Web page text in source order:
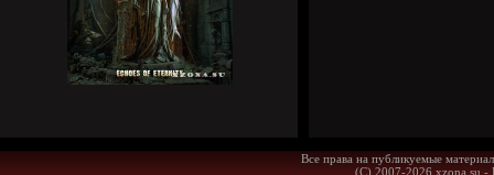
Все права на публикуемые
(С) 2007-2026 xzona.su -